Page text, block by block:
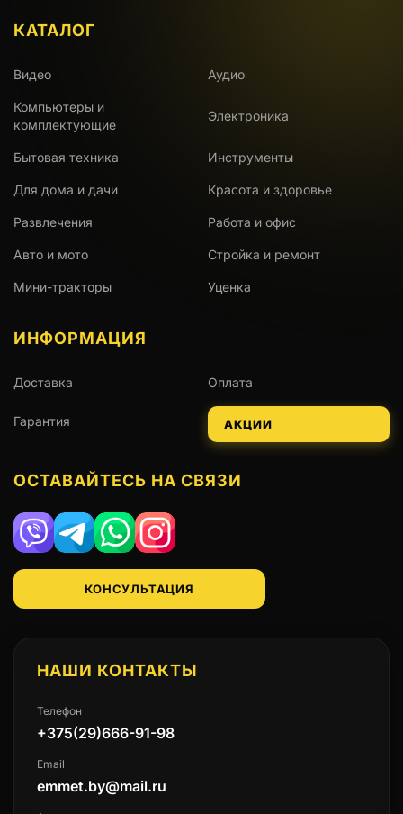
КАТАЛОГ
Видео Аудио
Компьютеры и
комплектующие
Электроника
Бытовая техника Инструменты
Для дома и дачи Красота и здоровье
Развлечения Работа и офис
Авто и мото Стройка и ремонт
Мини-тракторы Уценка
ИНФОРМАЦИЯ
Доставка Оплата
Гарантия АКЦИИ
ОСТАВАЙТЕСЬ НА СВЯЗИ
Viber TelegramWhatsAppInstagram
КОНСУЛЬТАЦИЯ
НАШИ КОНТАКТЫ
Телефон
+375(29)666-91-98
Email
emmet.by@mail.ru